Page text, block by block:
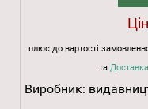
плюс до вартості
та
Виробник: